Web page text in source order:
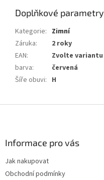
Doplňkové parametry
Kategorie: Zimní
Záruka:
2 roky
EAN:
Zvolte variantu
barva:
červená
Šíře obuvi: H
Informace pro vás
Jak nakupovat
Obchodní podmínky